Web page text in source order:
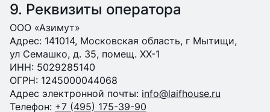
9. Реквизиты оператора
ООО «Азимут»
Адрес: 141014, Московская область, г Мытищи,
ул Семашко, д. 35, помещ. XX-1
ИНН: 5029285140
ОГРН: 1245000044068
Адрес электронной почты: info@laifhouse.ru
Телефон: +7 (495) 175-39-90